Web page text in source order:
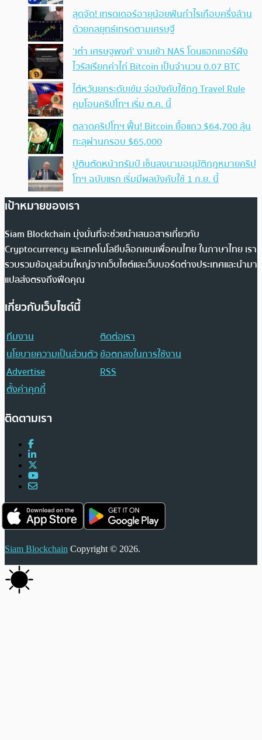
สุดจัด! เทรดเดอร์อายุน้อยฟันกำไรเกือบครึ่งล้าน
ด้วยกลยุทธ์เทรดตามเศรษฐี
‘เต๋า เศรษฐพงศ์’ งานเข้า NAS โดนแฮกเกอร์ฝัง
ไวรัสเรียกค่าไถ่ Bitcoin เป็นจำนวน 0.07 BTC
ไต้หวันยกระดับเข้ม จ่อบังคับใช้กฏ Travel Rule
คุมโอนคริปโทฯ เริ่ม ต.ค. นี้
ตลาดคริปโทฯ ฟื้น! Bitcoin ยื้อแถว $64,700 ลุ้น
ทะลุผ่านกรอบ $65,000
ปูตินตัดหน้าทรัมป์ เซ็นลงนามอนุมัติกฎหมายคริป
โทฯ ฉบับแรก เริ่มมีผลบังคับใช้ 1 ก.ย. นี้
เป้าหมายของเรา
Siam Blockchain มุ่งมั่นที่จะช่วยนำเสนอสารเกี่ยวกับ
Cryptocurrency และเทคโนโลยีบล็อกเชนเพื่อคนไทย ในภาษาไทย เรา
รวบรวมข้อมูลส่วนใหญ่จากเว็บไซต์และเว็บบอร์ดต่างประเทศและนำมา
แปลส่งตรงถึงฟีดคุณ
เกี่ยวกับเว็บไซต์นี้
ทีมงาน
ติดต่อเรา
นโยบายความเป็นส่วนตัวข้อตกลงในการใช้งาน
Advertise
RSS
ตั้งค่าคุกกี้
ติดตามเรา
Siam Blockchain Copyright © 2026.